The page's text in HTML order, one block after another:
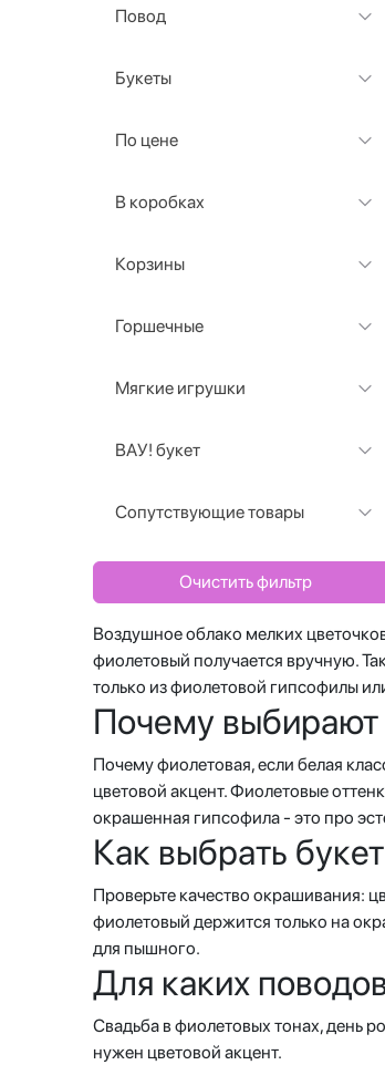
Повод
Букеты
По цене
В коробках
Корзины
Горшечные
Мягкие игрушки
ВАУ! букет
Сопутствующие товары
Очистить фильтр
Воздушное облако мелких
фиолетовый получается вручную.
только из фиолетовой гипсофилы
Почему выбирают
Почему фиолетовая, если белая
цветовой акцент. Фиолетовые
окрашенная гипсофила - это про
Как выбрать
Проверьте качество окрашивания:
фиолетовый держится только на
для пышного.
Для каких
Свадьба в фиолетовых тонах, день
нужен цветовой акцент.